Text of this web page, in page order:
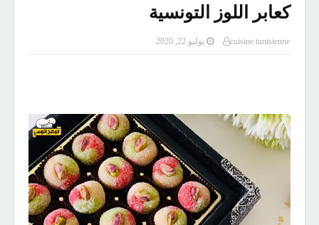
كعابر اللوز التونسية
cuisine tunisienne يوليو 22, 2020